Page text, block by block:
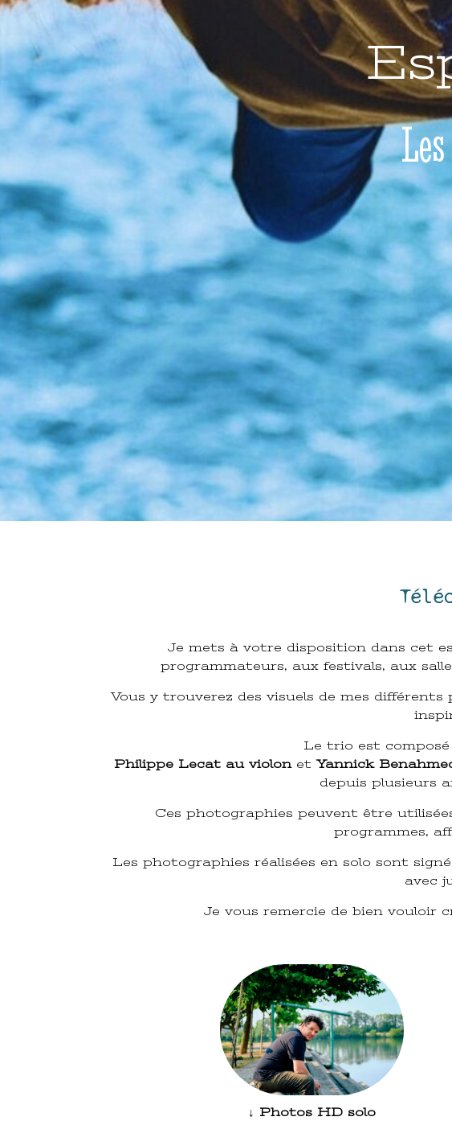
Je mets à votre disposition dans cet
programmateurs, aux festivals, aux
Vous y trouverez des visuels de mes différents
Le trio est composé
Philippe Lecat au violonetYannick
depuis plusieurs
Ces photographies peuvent être
programmes,
Les photographies réalisées en solo sont
avec
Je vous remercie de bien vouloir
↓ Photos HD solo